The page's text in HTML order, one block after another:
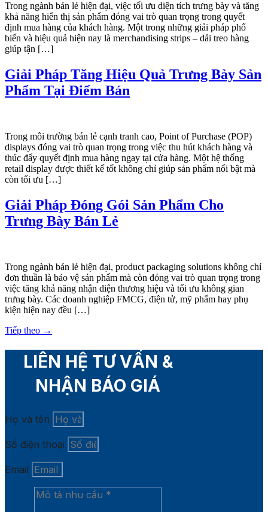
Trong ngành bán lẻ hiện đại, việc tối ưu diện tích trưng bày và tăng
khả năng hiển thị sản phẩm đóng vai trò quan trọng trong quyết
định mua hàng của khách hàng. Một trong những giải pháp phổ
biến và hiệu quả hiện nay là merchandising strips – dải treo hàng
giúp tận […]
Giải Pháp Tăng Hiệu Quả Trưng Bày Sản
Phẩm Tại Điểm Bán
Trong môi trường bán lẻ cạnh tranh cao, Point of Purchase (POP)
displays đóng vai trò quan trọng trong việc thu hút khách hàng và
thúc đẩy quyết định mua hàng ngay tại cửa hàng. Một hệ thống
retail display được thiết kế tốt không chỉ giúp sản phẩm nổi bật mà
còn tối ưu […]
Giải Pháp Đóng Gói Sản Phẩm Cho
Trưng Bày Bán Lẻ
Trong ngành bán lẻ hiện đại, product packaging solutions không chỉ
đơn thuần là bảo vệ sản phẩm mà còn đóng vai trò quan trọng trong
việc tăng khả năng nhận diện thương hiệu và tối ưu không gian
trưng bày. Các doanh nghiệp FMCG, điện tử, mỹ phẩm hay phụ
kiện hiện nay đều […]
Tiếp theo →
LIÊN HỆ TƯ VẤN &
NHẬN BÁO GIÁ
Họ và tên
Số điện thoại
Email